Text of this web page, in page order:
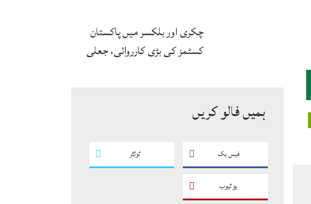
چکری اور بلکسر میں پاکستان
کسٹمز کی بڑی کارروائی، جعلی
ہمیں فالو کریں
فیس بک ٹوئٹر
یو ٹیوب